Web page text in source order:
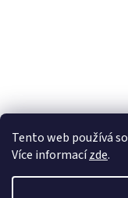
Tento web používá
Více informacízde.